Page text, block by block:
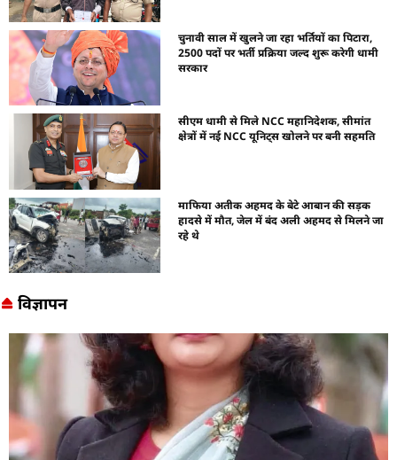
चुनावी साल में खुलने जा रहा भर्तियों का पिटारा,
2500 पदों पर भर्ती प्रक्रिया जल्द शुरू करेगी धामी
सरकार
सीएम धामी से मिले NCC महानिदेशक, सीमांत
क्षेत्रों में नई NCC यूनिट्स खोलने पर बनी सहमति
माफिया अतीक अहमद के बेटे आबान की सड़क
हादसे में मौत, जेल में बंद अली अहमद से मिलने जा
रहे थे
विज्ञापन